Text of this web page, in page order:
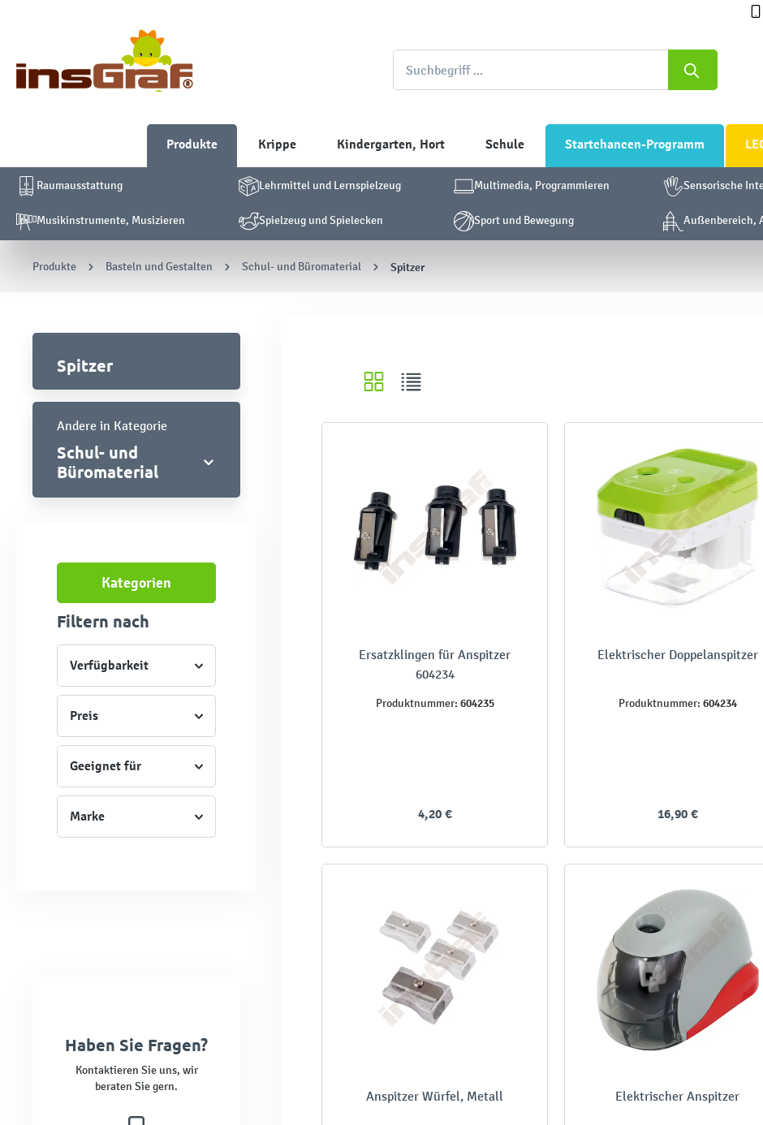
Produkte Krippe Kindergarten, Hort Schule Startchancen-Programm
Raumausstattung Lehrmittel und Lernspielzeug Multimedia, Programmieren Sensorische
Musikinstrumente, Musizieren Spielzeug und Spielecken Sport und Bewegung Außenbereich,
Produkte Basteln und Gestalten Schul- und Büromaterial Spitzer
Spitzer
Andere in Kategorie
Schul- und
Büromaterial
Kategorien
Filtern nach
Verfügbarkeit
Preis
Geeignet für
Marke
Haben Sie Fragen?
Kontaktieren Sie uns, wir
beraten Sie gern.
Ersatzklingen für Anspitzer
604234
Produktnummer: 604235
4,20 €
Elektrischer Doppelanspitzer
Produktnummer: 604234
16,90 €
Anspitzer Würfel, Metall Elektrischer Anspitzer